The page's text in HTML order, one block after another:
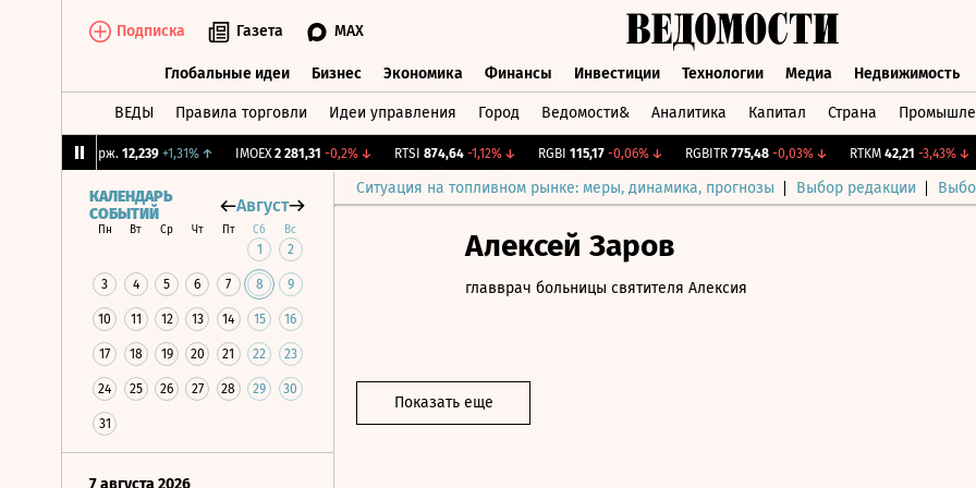
Подписка Газета MAX
Глобальные идеи Бизнес Экономика Финансы Инвестиции Технологии Медиа Недвижимость
ВЕДЫ Правила торговли Идеи управления Город Ведомости& Аналитика Капитал Страна
12,239 +1,31%↑ IMOEX 2 281,31 -0,2%↓ RTSI 874,64 -1,12%↓ RGBI 115,17 -0,06%↓ RGBITR 775,48 -0,03%↓ RTKM 42,21 -3,43%↓
Ситуация на топливном рынке: меры, динамика, прогнозы Выбор редакции
КАЛЕНДАРЬ
СОБЫТИЙ
Август
Пн Вт Ср Чт Пт Сб Вс
1 2
3 4 5 6 7 8 9
10 11 12 13 14 15 16
17 18 19 20 21 22 23
24 25 26 27 28 29 30
31
7 августа 2026
Алексей Заров
главврач больницы святителя Алексия
Показать еще